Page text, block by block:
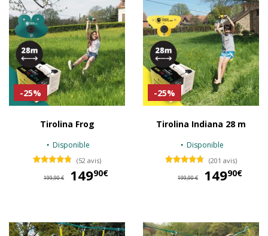
-25%
Tirolina Frog
Disponible
(52 avis)
199,90 € 14990€
-25%
Tirolina Indiana 28 m
Disponible
(201 avis)
199,90 € 14990€